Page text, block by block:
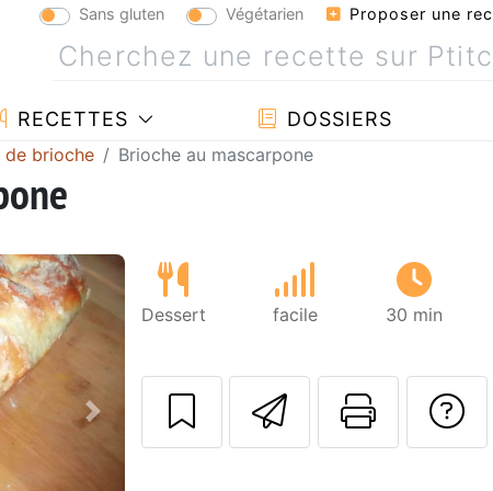
Sans gluten Végétarien Proposer une
RECETTES DOSSIERS
de brioche Brioche au mascarpone
Suivant
Dessert facile 30 min
Envoyer